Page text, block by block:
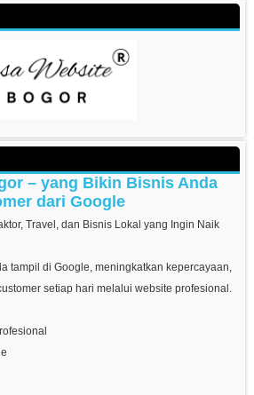
– yang Bikin Bisnis Anda
dari Google
Travel, dan Bisnis Lokal yang Ingin Naik
tampil di Google, meningkatkan kepercayaan,
setiap hari melalui website profesional.